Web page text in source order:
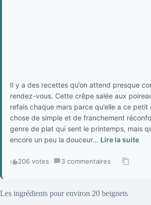
Il y a des recettes qu’on attend presque
rendez-vous. Cette crêpe salée aux
refais chaque mars parce qu’elle a ce petit
chose de simple et de franchement
genre de plat qui sent le printemps, mais
encore un peu la douceur... Lire la suite
206 votes · 3 commentaires ·
Les ingrédients pour environ 20 beignets